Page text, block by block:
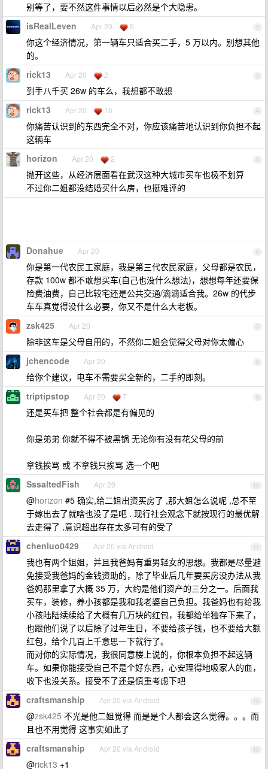
别等了，要不然这件事情以后必然是个大隐患。
2
isRealLeven Apr 20 6
你这个经济情况，第一辆车只适合买二手，5 万以内。别想其他
的。
3
rick13 Apr 20 2
到手八千买 26w 的车么，我想都不敢想
4
rick13 Apr 20 16
你痛苦认识到的东西完全不对，你应该痛苦地认识到你负担不起
这辆车
5
horizon Apr 20 2
抛开这些，从经济层面看在武汉这种大城市买车也极不划算
不过你二姐都没结婚买什么房，也挺难评的
6
Donahue Apr 20
你是第一代农民工家庭，我是第三代农民家庭，父母都是农民，
存款 100w 都不敢想买车(自己也没什么想法)，想想每年还要保
险费油费，自己比较宅还是公共交通/滴滴适合我。26w 的代步
车车真觉得没什么必要，你又不是什么大老板。
7
zsk425 Apr 20
除非这车是父母自用的，不然你二姐会觉得父母对你太偏心
8
jchencode Apr 20
给你个建议，电车不需要买全新的，二手的即刻。
9
triptipstop Apr 20 7
还是买车把 整个社会都是有偏见的
你是弟弟 你就不得不被黑锅 无论你有没有花父母的前
拿钱挨骂 或 不拿钱只挨骂 选一个吧
10
SssaltedFish Apr 20
@horizon #5 确实,给二姐出资买房了 ,那大姐怎么说呢 ,总不至
于嫁出去了就啥也没了是吧 . 现行社会观念下就按现行的最优解
去走得了 ,意识超出存在太多可有的受了
11
chenluo0429 Apr 20 via Android
我也有两个姐姐，并且我爸妈有重男轻女的思想。我都是尽量避
免接受我爸妈的金钱资助的，除了毕业后几年要买房没办法从我
爸妈那里拿了大概 35 万，大约是他们资产的三分之一。后面我
买车，装修，养小孩都是我和我老婆自己负担。我爸妈也有给我
小孩陆陆续续给了大概有几万块的红包，我都给单独存下来了，
也跟他们说了以后除了过年生日，不要给孩子钱，也不要给大额
红包，给个几百上千意思一下就行了。
而对你的实际情况，我很同意楼上说的，你根本负担不起这辆
车。如果你能接受自己不是个好东西，心安理得地吸家人的血，
收下也没关系。接受不了还是慎重考虑下吧
12
craftsmanship Apr 20 via Android
@zsk425 不光是他二姐觉得 而是是个人都会这么觉得。。。而
且也不用觉得 这事实如此了
13
craftsmanship Apr 20 via Android
@rick13 +1